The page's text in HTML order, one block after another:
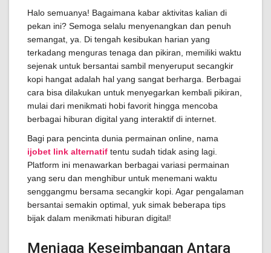
Halo semuanya! Bagaimana kabar aktivitas kalian di
pekan ini? Semoga selalu menyenangkan dan penuh
semangat, ya. Di tengah kesibukan harian yang
terkadang menguras tenaga dan pikiran, memiliki waktu
sejenak untuk bersantai sambil menyeruput secangkir
kopi hangat adalah hal yang sangat berharga. Berbagai
cara bisa dilakukan untuk menyegarkan kembali pikiran,
mulai dari menikmati hobi favorit hingga mencoba
berbagai hiburan digital yang interaktif di internet.
Bagi para pencinta dunia permainan online, nama
ijobet link alternatif tentu sudah tidak asing lagi.
Platform ini menawarkan berbagai variasi permainan
yang seru dan menghibur untuk menemani waktu
senggangmu bersama secangkir kopi. Agar pengalaman
bersantai semakin optimal, yuk simak beberapa tips
bijak dalam menikmati hiburan digital!
Menjaga Keseimbangan Antara